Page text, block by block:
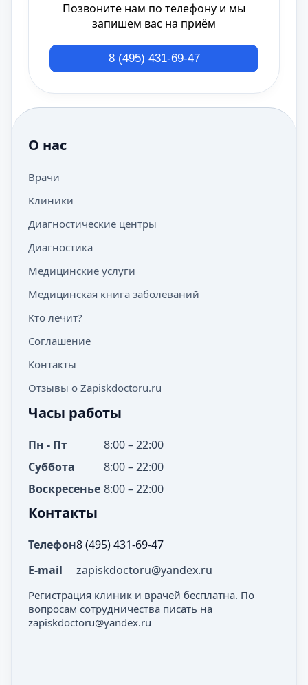
Позвоните нам по телефону и мы
запишем вас на приём
8 (495) 431-69-47
О нас
Врачи
Клиники
Диагностические центры
Диагностика
Медицинские услуги
Медицинская книга заболеваний
Кто лечит?
Соглашение
Контакты
Отзывы о Zapiskdoctoru.ru
Часы работы
Пн - Пт
8:00 – 22:00
Суббота
8:00 – 22:00
Воскресенье 8:00 – 22:00
Контакты
Телефон8 (495) 431-69-47
E-mail
zapiskdoctoru@yandex.ru
Регистрация клиник и врачей бесплатна. По
вопросам сотрудничества писать на
zapiskdoctoru@yandex.ru